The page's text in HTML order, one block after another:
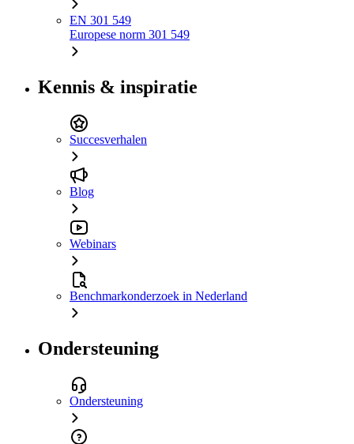
EN 301 549
Europese norm 301 549
Kennis & inspiratie
Succesverhalen
Blog
Webinars
Benchmarkonderzoek in Nederland
Ondersteuning
Ondersteuning